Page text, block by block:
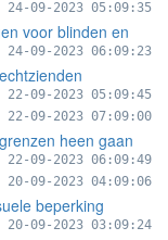
24-09-2023 05:09:35
voor blinden en
24-09-2023 06:09:23
22-09-2023 05:09:45
22-09-2023 07:09:00
heen gaan
22-09-2023 06:09:49
20-09-2023 04:09:06
beperking
20-09-2023 03:09:24